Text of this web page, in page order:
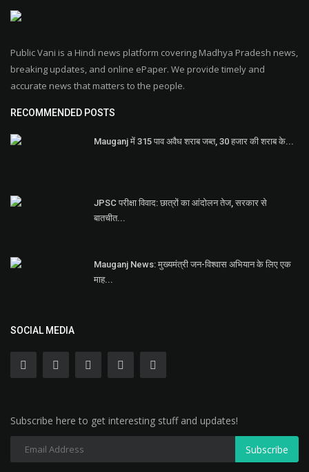
Public Vani is a Hindi news platform covering Madhya Pradesh news,
breaking updates, and online ePaper. We provide timely and
accurate news that matters to the people.
RECOMMENDED POSTS
Mauganj में 315 पाव अवैध शराब जब्त, 30 हजार की शराब के...
JPSC परीक्षा विवाद: छात्रों का आंदोलन तेज, सरकार से
बातचीत...
Mauganj News: मुख्यमंत्री जन-विश्वास अभियान के लिए एक
माह...
SOCIAL MEDIA
Subscribe here to get interesting stuff and updates!
Subscribe